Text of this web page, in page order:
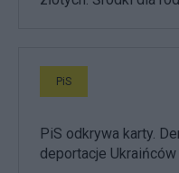
PiS
PiS odkrywa karty.
deportacje